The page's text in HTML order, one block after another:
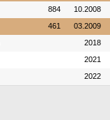
884 10.2008
461 03.2009
2018
2021
2022